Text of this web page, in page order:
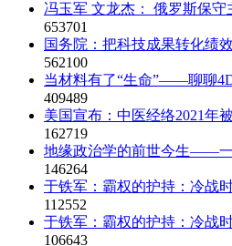
冯玉军 文龙杰： 俄罗斯保守
653701
国务院：把科技成果转化绩
562100
当材料有了“生命”——聊聊
409489
美国宣布：中医经络2021年
162719
地缘政治学的前世今生——
146264
于铁军：霸权的护持：冷战
112552
于铁军：霸权的护持：冷战
106643